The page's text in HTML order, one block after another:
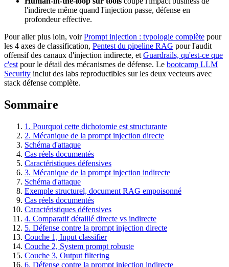
l'indirecte même quand l'injection passe, défense en
profondeur effective.
Pour aller plus loin, voirPrompt injection : typologie complète pour
les 4 axes de classification, Pentest du pipeline RAG pour l'audit
offensif des canaux d'injection indirecte, et Guardrails, qu'est-ce que
c'est pour le détail des mécanismes de défense. Le bootcamp LLM
Security inclut des labs reproductibles sur les deux vecteurs avec
stack défense complète.
Sommaire
1. Pourquoi cette dichotomie est structurante
2. Mécanique de la prompt injection directe
Schéma d'attaque
Cas réels documentés
Caractéristiques défensives
3. Mécanique de la prompt injection indirecte
Schéma d'attaque
Exemple structurel, document RAG empoisonné
Cas réels documentés
Caractéristiques défensives
4. Comparatif détaillé directe vs indirecte
5. Défense contre la prompt injection directe
Couche 1, Input classifier
Couche 2, System prompt robuste
Couche 3, Output filtering
6. Défense contre la prompt injection indirecte